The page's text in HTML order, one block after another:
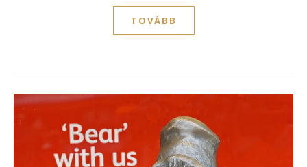
TOVÁBB